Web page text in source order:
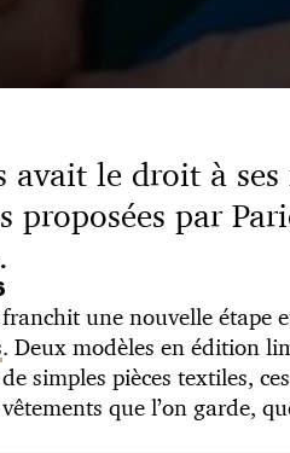
avait le droit à
proposées par
une nouvelle étape
. Deux modèles en édition
simples pièces textiles,
que l’on garde,